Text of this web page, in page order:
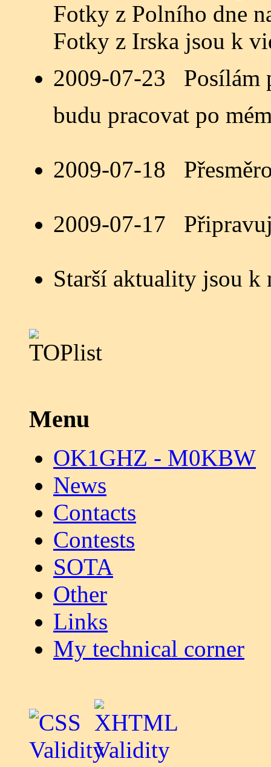
Fotky z Polního dne
Fotky z Irska jsou k
2009-07-23 Posílám
budu pracovat po
2009-07-18
2009-07-17
Starší aktuality jsou k
Menu
OK1GHZ - M0KBW
News
Contacts
Contests
SOTA
Other
Links
My technical corner